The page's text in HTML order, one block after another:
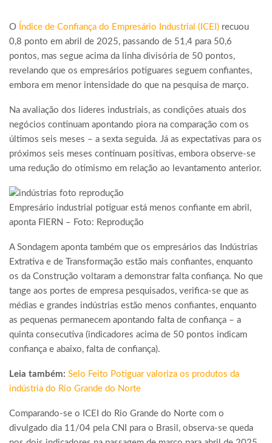
O Índice de Confiança do Empresário Industrial (ICEI) recuou
0,8 ponto em abril de 2025, passando de 51,4 para 50,6
pontos, mas segue acima da linha divisória de 50 pontos,
revelando que os empresários potiguares seguem confiantes,
embora em menor intensidade do que na pesquisa de março.
Na avaliação dos lideres industriais, as condições atuais dos
negócios continuam apontando piora na comparação com os
últimos seis meses – a sexta seguida. Já as expectativas para os
próximos seis meses continuam positivas, embora observe-se
uma redução do otimismo em relação ao levantamento anterior.
Empresário industrial potiguar está menos confiante em abril,
aponta FIERN – Foto: Reprodução
A Sondagem aponta também que os empresários das Indústrias
Extrativa e de Transformação estão mais confiantes, enquanto
os da Construção voltaram a demonstrar falta confiança. No que
tange aos portes de empresa pesquisados, verifica-se que as
médias e grandes indústrias estão menos confiantes, enquanto
as pequenas permanecem apontando falta de confiança – a
quinta consecutiva (indicadores acima de 50 pontos indicam
confiança e abaixo, falta de confiança).
Leia também: Selo Feito Potiguar valoriza os produtos da
indústria do Rio Grande do Norte
Comparando-se o ICEI do Rio Grande do Norte com o
divulgado dia 11/04 pela CNI para o Brasil, observa-se queda